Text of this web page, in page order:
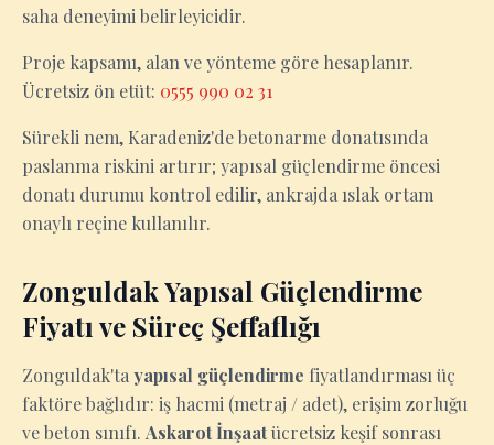
saha deneyimi belirleyicidir.
Proje kapsamı, alan ve yönteme göre hesaplanır.
Ücretsiz ön etüt: 0555 990 02 31
Sürekli nem, Karadeniz'de betonarme donatısında
paslanma riskini artırır; yapısal güçlendirme öncesi
donatı durumu kontrol edilir, ankrajda ıslak ortam
onaylı reçine kullanılır.
Zonguldak Yapısal Güçlendirme
Fiyatı ve Süreç Şeffaflığı
Zonguldak'ta yapısal güçlendirme fiyatlandırması üç
faktöre bağlıdır: iş hacmi (metraj / adet), erişim zorluğu
ve beton sınıfı. Askarot İnşaatücretsiz keşif sonrası